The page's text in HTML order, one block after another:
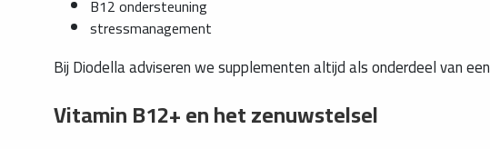
B12 ondersteuning
stressmanagement
Bij Diodella adviseren we supplementen altijd als onderdeel van
Vitamin B12+ en het zenuwstelsel